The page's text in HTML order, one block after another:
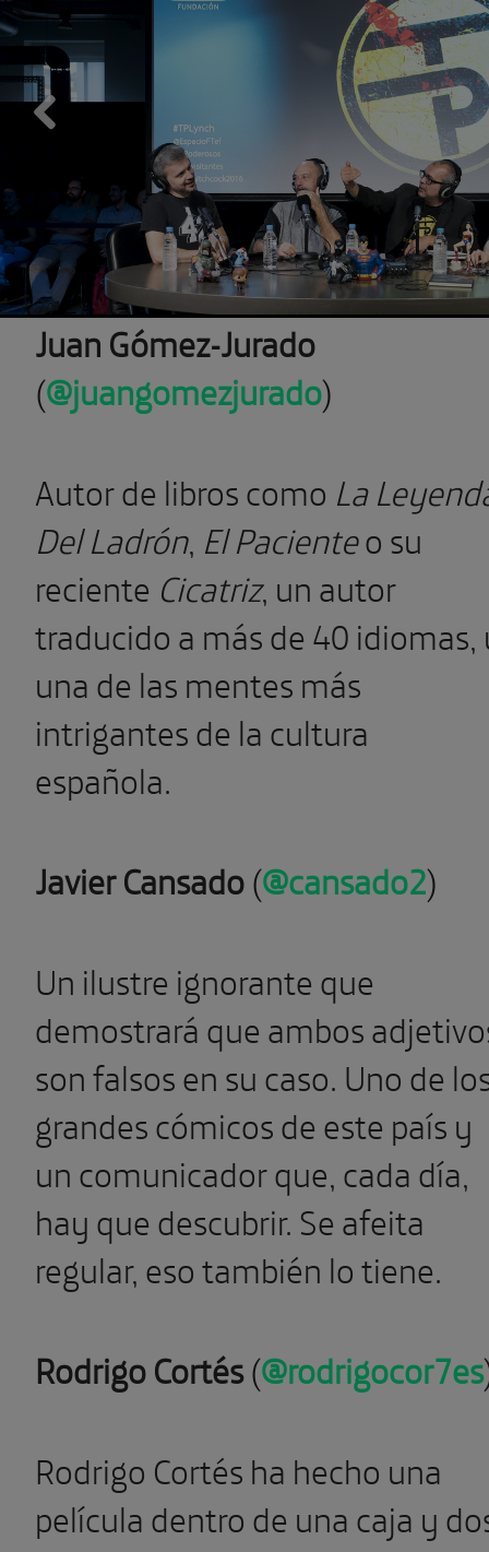
Juan Gómez-Jurado
(@juangomezjurado)
Autor de libros como La
Del Ladrón, El Pacienteo su
reciente Cicatriz, un autor
traducido a más de 40 idiomas,
una de las mentes más
intrigantes de la cultura
española.
Javier Cansado(@cansado2)
Un ilustre ignorante que
demostrará que ambos
son falsos en su caso. Uno de
grandes cómicos de este país y
un comunicador que, cada día,
hay que descubrir. Se afeita
regular, eso también lo tiene.
Rodrigo Cortés(@rodrigocor7es
Rodrigo Cortés ha hecho una
película dentro de una caja y